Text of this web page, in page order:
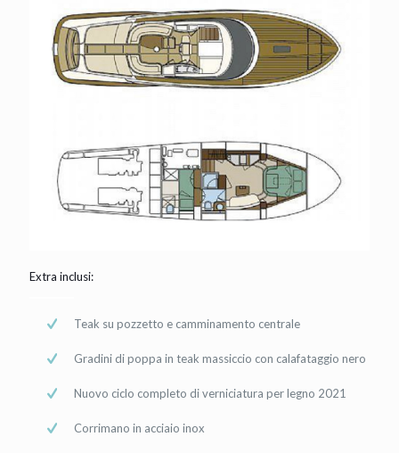
Extra inclusi:
Teak su pozzetto e camminamento centrale
Gradini di poppa in teak massiccio con calafataggio nero
Nuovo ciclo completo di verniciatura per legno 2021
Corrimano in acciaio inox